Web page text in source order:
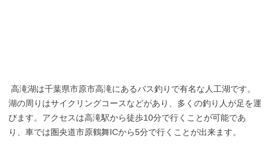
高滝湖は千葉県市原市高滝にあるバス釣りで有名な人工湖です。
湖の周りはサイクリングコースなどがあり、多くの釣り人が足を運
びます。アクセスは高滝駅から徒歩10分で行くことが可能であ
り、車では圏央道市原鶴舞ICから5分で行くことが出来ます。